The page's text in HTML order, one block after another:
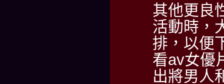
其他更良
活動時，
排，以便
看av女優
出將男人